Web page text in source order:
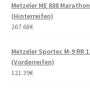
Metzeler ME 888
(Hinterreifen)
267.68€
Metzeler Sportec M-9 RR
(Vorderreifen)
121.39€